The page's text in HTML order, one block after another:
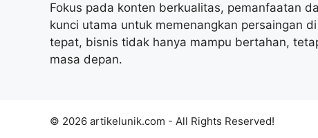
Fokus pada konten berkualitas, pemanfaatan
kunci utama untuk memenangkan persaingan
tepat, bisnis tidak hanya mampu bertahan,
masa depan.
© 2026 artikelunik.com - All Rights Reserved!